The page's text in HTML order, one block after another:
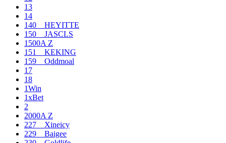
13
14
140__HEYITTE
150__JASCLS
1500A Z
151__KEKING
159__Oddmoal
17
18
1Win
1xBet
2
2000A Z
227__Xineicy
229__Baigee